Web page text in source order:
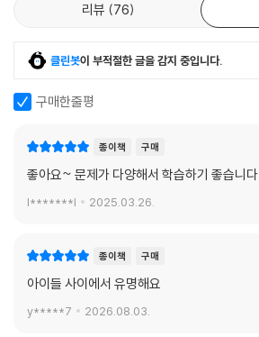
리뷰 76
클린봇이 부적절한 글을 감지 중입니다.
구매한줄평
종이책 구매
좋아요~ 문제가 다양해서 학습하기 좋습니다
l*******l 2025.03.26.
종이책 구매
아이들 사이에서 유명해요
y*****7 2026.08.03.